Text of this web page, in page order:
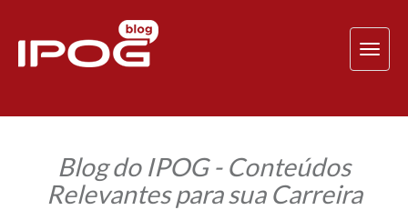
Blog do IPOG - Conteúdos
Relevantes para sua Carreira